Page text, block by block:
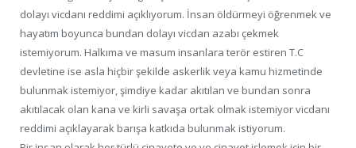
dolayı vicdanı reddimi açıklıyorum. İnsan öldürmeyi öğrenmek ve
hayatım boyunca bundan dolayı vicdan azabı çekmek
istemiyorum. Halkıma ve masum insanlara terör estiren T.C
devletine ise asla hiçbir şekilde askerlik veya kamu hizmetinde
bulunmak istemiyor, şimdiye kadar akıtılan ve bundan sonra
akıtılacak olan kana ve kirli savaşa ortak olmak istemiyor vicdanı
reddimi açıklayarak barışa katkıda bulunmak istiyorum.